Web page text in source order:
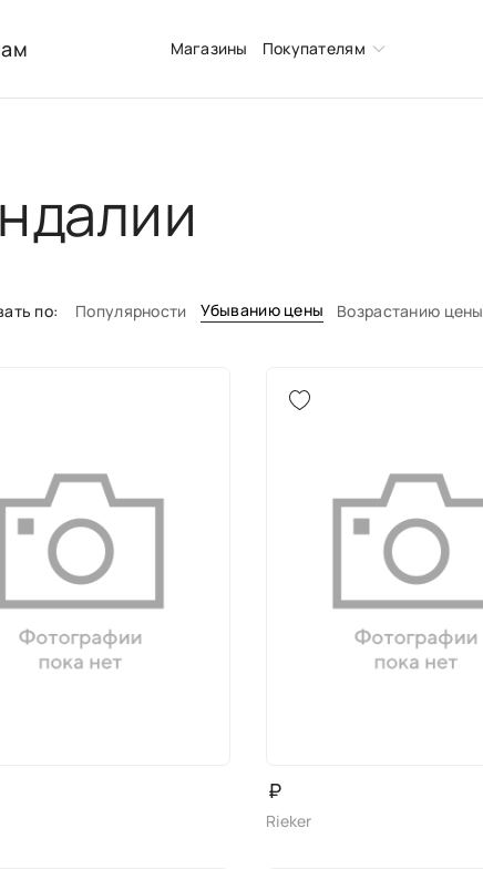
Магазины Покупателям
по: Популярности Убыванию цены Возрастанию цены
₽
Rieker